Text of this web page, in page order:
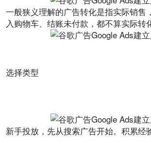
一般狭义理解的广告转化是指实际销售
入购物车、结账未付款，都不算实际转
选择类型
新手投放，先从搜索广告开始。积累经